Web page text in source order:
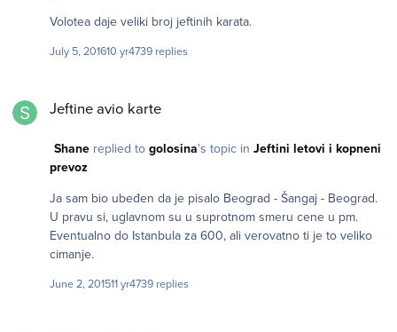
Volotea daje veliki broj jeftinih karata.
July 5, 201610 yr4739 replies
Jeftine avio karte
Shanereplied to golosina's topic in Jeftini letovi i kopneni
prevoz
Ja sam bio ubeđen da je pisalo Beograd - Šangaj - Beograd.
U pravu si, uglavnom su u suprotnom smeru cene u pm.
Eventualno do Istanbula za 600, ali verovatno ti je to veliko
cimanje.
June 2, 201511 yr4739 replies